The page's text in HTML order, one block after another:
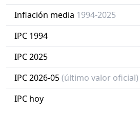
Inflación media 1994-2025
IPC 1994
IPC 2025
IPC 2026-05(último valor oficial)
IPC hoy